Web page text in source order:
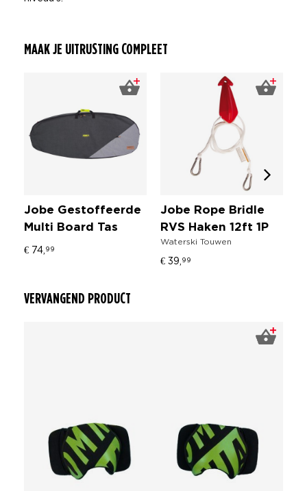
MAAK JE UITRUSTING COMPLEET
Jobe Gestoffeerde
Multi Board Tas
€ 74, 99
Jobe Rope Bridle
RVS Haken 12ft 1P
Waterski Touwen
€ 39, 99
VERVANGEND PRODUCT